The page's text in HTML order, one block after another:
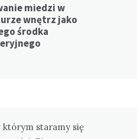
miedzi w
wnętrz jako
środka
staramy się